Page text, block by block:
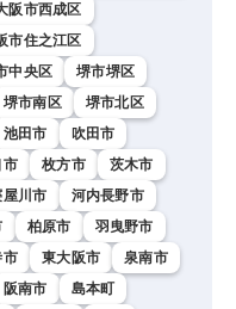
阪市西成区
市住之江区
中央区
堺市堺区
堺市南区
堺市北区
池田市
吹田市
市 枚方市
茨木市
屋川市
河内長野市
柏原市
羽曳野市
市 東大阪市
泉南市
阪南市
島本町